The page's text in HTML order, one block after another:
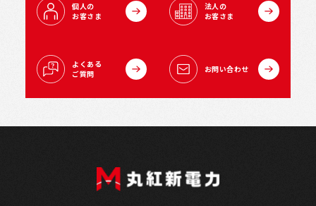
個人の
お客さま
法人の
お客さま
よくある
ご質問
お問い合わせ